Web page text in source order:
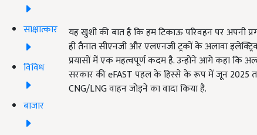
साक्षात्कार
विविध
बाजार
यह खुशी की बात है कि हम टिकाऊ परिवहन पर अपनी
ही तैनात सीएनजी और एलएनजी ट्रकों के अलावा
प्रयासों में एक महत्वपूर्ण कदम है. उन्होंने आगे कहा कि
सरकार की eFAST पहल के हिस्से के रूप में जून 2025
CNG/LNG वाहन जोड़ने का वादा किया है.